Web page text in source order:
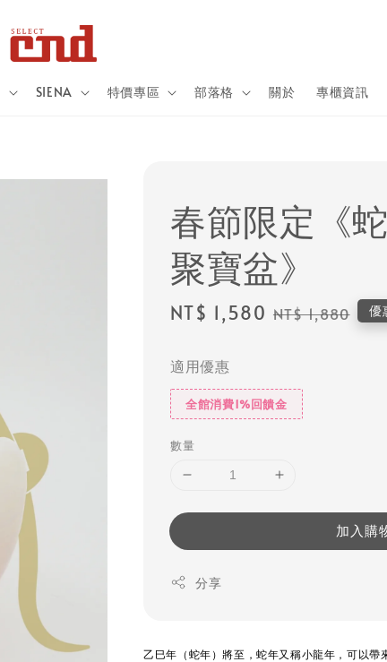
SIENA 特價專區 部落格 關於 專櫃資訊
春節限定《
聚寶盆》
Sale
NT$ 1,580 Regular
NT$ 1,880 優
適用優惠
全館消費1%回饋金
數量
加入購
分享
乙巳年（蛇年）將至，蛇年又稱小龍年，可以